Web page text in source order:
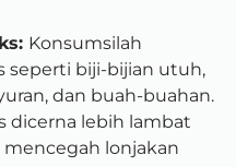
Konsumsilah
seperti biji-bijian utuh,
dan buah-buahan.
dicerna lebih lambat
lonjakan